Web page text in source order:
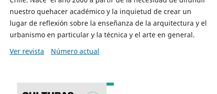
nuestro quehacer académico y la inquietud de crear un
lugar de reflexión sobre la enseñanza de la arquitectura y el
urbanismo en particular y la técnica y el arte en general.
Ver revista
Número actual